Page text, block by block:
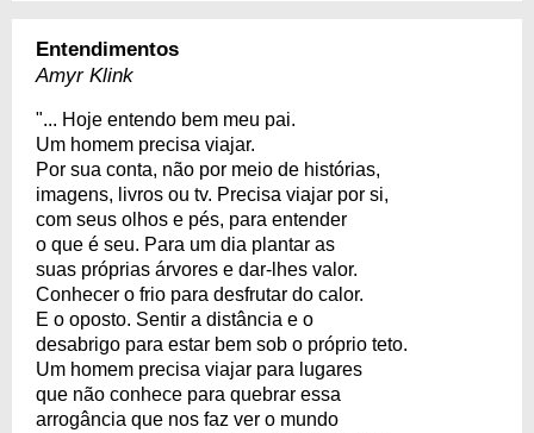
Entendimentos
Amyr Klink
"... Hoje entendo bem meu pai.
Um homem precisa viajar.
Por sua conta, não por meio de histórias,
imagens, livros ou tv. Precisa viajar por si,
com seus olhos e pés, para entender
o que é seu. Para um dia plantar as
suas próprias árvores e dar-lhes valor.
Conhecer o frio para desfrutar do calor.
E o oposto. Sentir a distância e o
desabrigo para estar bem sob o próprio teto.
Um homem precisa viajar para lugares
que não conhece para quebrar essa
arrogância que nos faz ver o mundo